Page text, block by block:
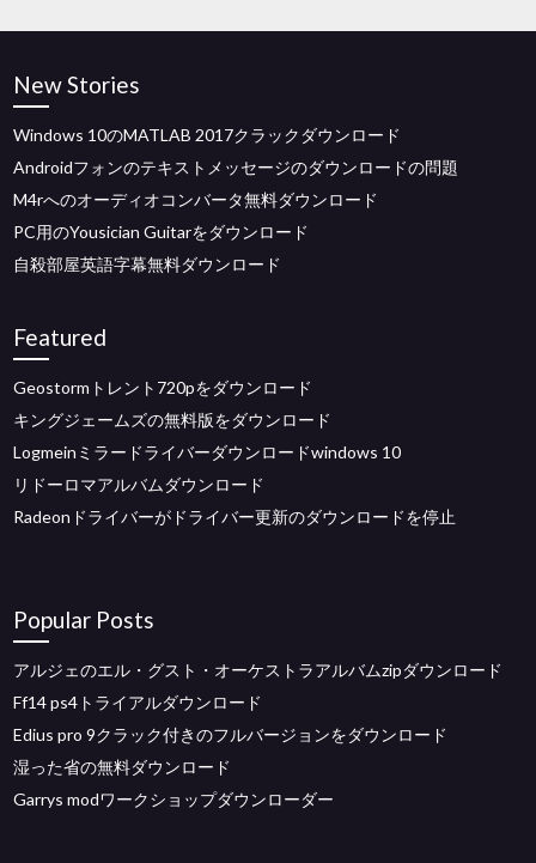
New Stories
Windows 10のMATLAB 2017クラックダウンロード
Androidフォンのテキストメッセージのダウンロードの問題
M4rへのオーディオコンバータ無料ダウンロード
PC用のYousician Guitarをダウンロード
自殺部屋英語字幕無料ダウンロード
Featured
Geostormトレント720pをダウンロード
キングジェームズの無料版をダウンロード
Logmeinミラードライバーダウンロードwindows 10
リドーロマアルバムダウンロード
Radeonドライバーがドライバー更新のダウンロードを停止
Popular Posts
アルジェのエル・グスト・オーケストラアルバムzipダウンロード
Ff14 ps4トライアルダウンロード
Edius pro 9クラック付きのフルバージョンをダウンロード
湿った省の無料ダウンロード
Garrys modワークショップダウンローダー